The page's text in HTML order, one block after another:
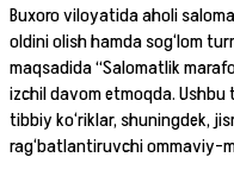
Buxoro viloyatida aholi
oldini olish hamda sog‘lom
maqsadida “Salomatlik
izchil davom etmoqda.
tibbiy ko‘riklar, shuningdek,
rag‘batlantiruvchi ommaviy-